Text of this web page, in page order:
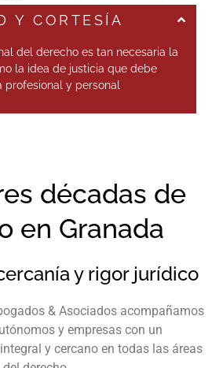
Y CORTESÍA
del derecho es tan necesaria la
la idea de justicia que debe
y personal
décadas de
en Granada
y rigor jurídico
& Asociados acompañamos
y empresas con un
y cercano en todas las áreas